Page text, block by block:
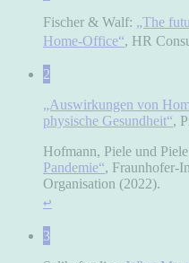
Fischer & Walf: „The
Home-Office“, HR
2
„Auswirkungen von
physische Gesundheit“,
Hofmann, Piele und
Pandemie“, Fraunhofer-
Organisation (2022).
↩
3